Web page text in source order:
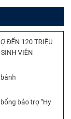
ĐẾN 120 TRIỆU
VIÊN
bảo trợ “Hy